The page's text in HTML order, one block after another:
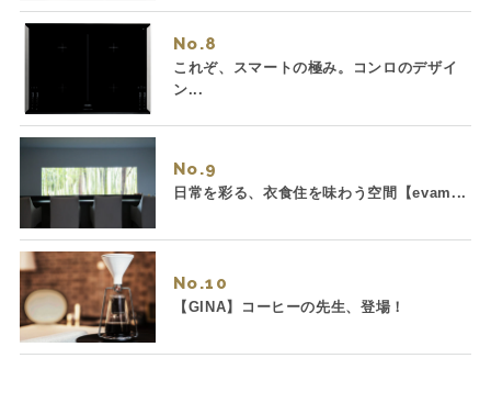
No.
これぞ、スマートの極み。コンロのデザイ
ン...
No.
日常を彩る、衣食住を味わう空間【evam...
No.
【GINA】コーヒーの先生、登場！